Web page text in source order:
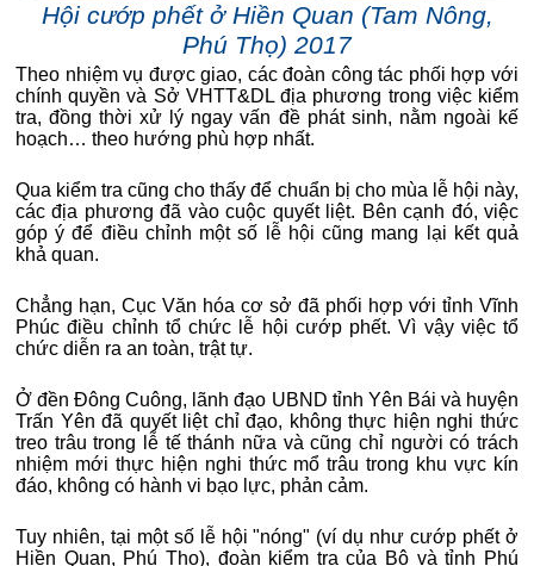
Hội cướp phết ở Hiền Quan (Tam Nông,
Phú Thọ) 2017
Theo nhiệm vụ được giao, các đoàn công tác phối hợp với
chính quyền và Sở VHTT&DL địa phương trong việc kiểm
tra, đồng thời xử lý ngay vấn đề phát sinh, nằm ngoài kế
hoạch… theo hướng phù hợp nhất.
Qua kiểm tra cũng cho thấy để chuẩn bị cho mùa lễ hội này,
các địa phương đã vào cuộc quyết liệt. Bên cạnh đó, việc
góp ý để điều chỉnh một số lễ hội cũng mang lại kết quả
khả quan.
Chẳng hạn, Cục Văn hóa cơ sở đã phối hợp với tỉnh Vĩnh
Phúc điều chỉnh tổ chức lễ hội cướp phết. Vì vậy việc tổ
chức diễn ra an toàn, trật tự.
Ở đền Đông Cuông, lãnh đạo UBND tỉnh Yên Bái và huyện
Trấn Yên đã quyết liệt chỉ đạo, không thực hiện nghi thức
treo trâu trong lễ tế thánh nữa và cũng chỉ người có trách
nhiệm mới thực hiện nghi thức mổ trâu trong khu vực kín
đáo, không có hành vi bạo lực, phản cảm.
Tuy nhiên, tại một số lễ hội "nóng" (ví dụ như cướp phết ở
Hiền Quan, Phú Thọ), đoàn kiểm tra của Bộ và tỉnh Phú